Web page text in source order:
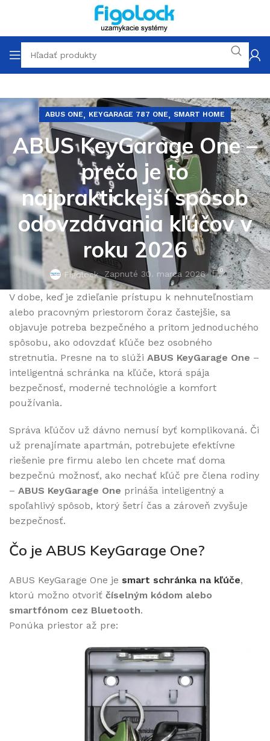
ABUS ONE, KEYGARAGE 787 ONE, SMART HOME
ABUS KeyGarage One –
prečo je to
najpraktickejší spôsob
odovzdávania kľúčov v
roku 2026
Figolock Zapnuté 30. marca 2026 0
V dobe, keď je zdieľanie prístupu k nehnuteľnostiam
alebo pracovným priestorom čoraz častejšie, sa
objavuje potreba bezpečného a pritom jednoduchého
spôsobu, ako odovzdať kľúče bez osobného
stretnutia. Presne na to slúži ABUS KeyGarage One –
inteligentná schránka na kľúče, ktorá spája
bezpečnosť, moderné technológie a komfort
používania.
Správa kľúčov už dávno nemusí byť komplikovaná. Či
už prenajímate apartmán, potrebujete efektívne
riešenie pre firmu alebo len chcete mať doma
bezpečnú možnosť, ako nechať kľúč pre člena rodiny
– ABUS KeyGarage One prináša inteligentný a
spoľahlivý spôsob, ktorý šetrí čas a zároveň zvyšuje
bezpečnosť.
Čo je ABUS KeyGarage One?
ABUS KeyGarage One je smart schránka na kľúče,
ktorú možno otvoriť číselným kódom alebo
smartfónom cez Bluetooth.
Ponúka priestor až pre:
€
€